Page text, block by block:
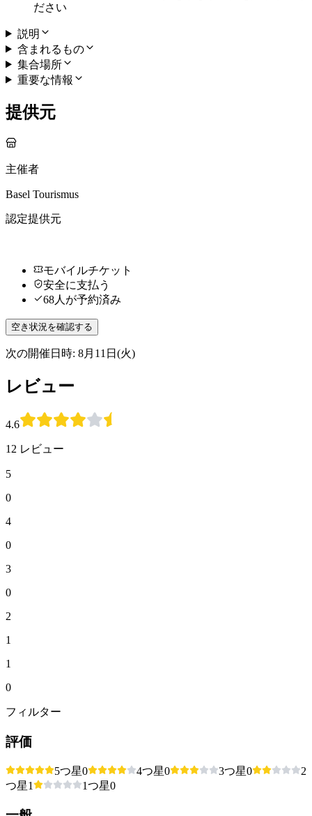
ださい
説明
含まれるもの
集合場所
重要な情報
提供元
主催者
Basel Tourismus
認定提供元
モバイルチケット
安全に支払う
68人が予約済み
空き状況を確認する
次の開催日時: 8月11日(火)
レビュー
4.6
12 レビュー
5
0
4
0
3
0
2
1
1
0
フィルター
評価
5つ星0 4つ星0 3つ星0
2
つ星1 1つ星0